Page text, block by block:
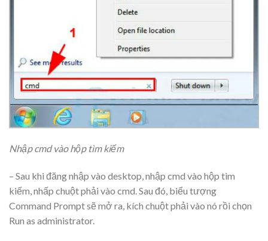
Nhập cmd vào hộp tìm kiếm
– Sau khi đăng nhập vào desktop, nhập cmd vào hộp tìm
kiếm, nhấp chuột phải vào cmd. Sau đó, biểu tượng
Command Prompt sẽ mở ra, kích chuột phải vào nó rồi chọn
Run as administrator.